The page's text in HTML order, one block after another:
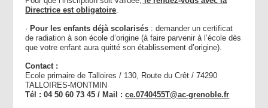
Directrice est obligatoire.
· Pour les enfants déjà scolarisés : demander un certificat
de radiation à son école d’origine (à faire parvenir à l’école dès
que votre enfant aura quitté son établissement d’origine).
Contact:
Ecole primaire de Talloires / 130, Route du Crêt / 74290
TALLOIRES-MONTMIN
Tél : 04 50 60 73 45 / Mail :ce.0740455T@ac-grenoble.fr